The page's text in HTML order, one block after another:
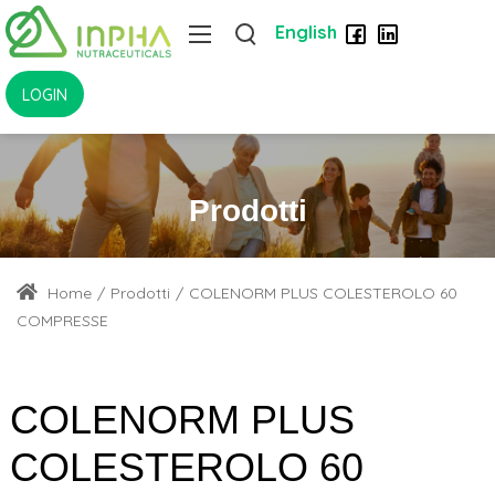
English
LOGIN
Prodotti
Home / Prodotti / COLENORM PLUS COLESTEROLO 60
COMPRESSE
COLENORM PLUS
COLESTEROLO 60